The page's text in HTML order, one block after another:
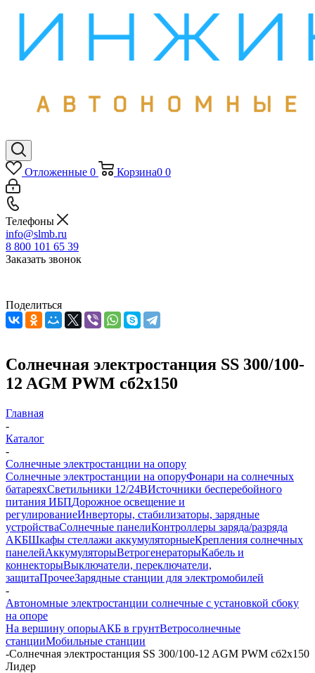
Отложенные 0 Корзина0 0
Телефоны
info@slmb.ru
8 800 101 65 39
Заказать звонок
Поделиться
Солнечная электростанция SS 300/100-
12 AGM PWM сб2x150
Главная
-
Каталог
-
Солнечные электростанции на опору
Солнечные электростанции на опоруФонари на солнечных
батареяхСветильники 12/24ВИсточники бесперебойного
питания ИБПДорожное освещение и
регулированиеИнверторы, стабилизаторы, зарядные
устройстваСолнечные панелиКонтроллеры заряда/разряда
АКБШкафы стеллажи аккумуляторныеКрепления солнечных
панелейАккумуляторыВетрогенераторыКабель и
коннекторыВыключатели, переключатели,
защитаПрочееЗарядные станции для электромобилей
-
Автономные электростанции солнечные с установкой сбоку
на опоре
На вершину опорыАКБ в грунтВетросолнечные
станцииМобильные станции
-Солнечная электростанция SS 300/100-12 AGM PWM сб2x150
Лидер